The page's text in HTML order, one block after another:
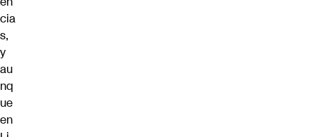
cia
s,
y
au
nq
ue
en